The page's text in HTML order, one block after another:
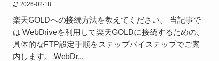
2026-02-18
楽天GOLDへの接続方法を教えてください。 当記事で
は WebDriveを利用して楽天GOLDに接続するための、
具体的なFTP設定手順をステップバイステップでご案
内します。 WebDr...